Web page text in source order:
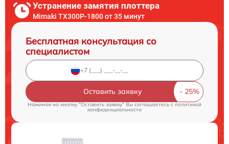
Устранение замятия плоттера
Mimaki TX300P-1800 от 35 минут
Бесплатная консультация со
специалистом
Оставить заявку
Нажимая на кнопку "Оставить заявку" Вы соглашаетесь cполитикой
конфиденциальности